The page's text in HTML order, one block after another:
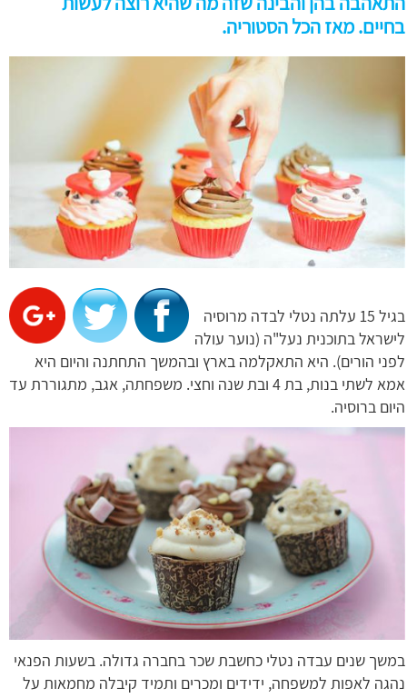
בחיים. מאז הכל הסטוריה.
בגיל 15 עלתה נטלי לבדה מרוסיה
לישראל בתוכנית נעל"ה (נוער עולה
לפני הורים). היא התאקלמה בארץ ובהמשך התחתנה והיום היא
אמא לשתי בנות, בת 4 ובת שנה וחצי. משפחתה, אגב, מתגוררת עד
היום ברוסיה.
במשך שנים עבדה נטלי כחשבת שכר בחברה גדולה. בשעות הפנאי
נהגה לאפות למשפחה, ידידים ומכרים ותמיד קיבלה מחמאות על